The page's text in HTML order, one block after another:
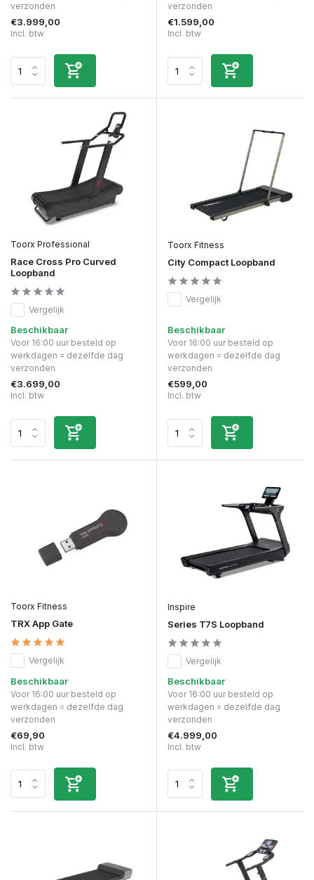
verzonden
€3.999,00
Incl. btw
verzonden
€1.599,00
Incl. btw
Toorx Professional
Race Cross Pro Curved
Loopband
Vergelijk
Beschikbaar
Voor 16:00 uur besteld op
werkdagen = dezelfde dag
verzonden
€3.699,00
Incl. btw
Toorx Fitness
City Compact Loopband
Vergelijk
Beschikbaar
Voor 16:00 uur besteld op
werkdagen = dezelfde dag
verzonden
€599,00
Incl. btw
Toorx Fitness
TRX App Gate
Vergelijk
Beschikbaar
Voor 16:00 uur besteld op
werkdagen = dezelfde dag
verzonden
€69,90
Incl. btw
Inspire
Series T7S Loopband
Vergelijk
Beschikbaar
Voor 16:00 uur besteld op
werkdagen = dezelfde dag
verzonden
€4.999,00
Incl. btw